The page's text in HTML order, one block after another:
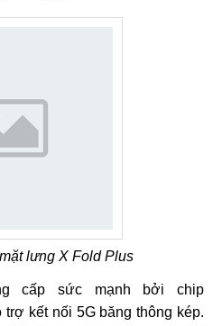
lưng X Fold Plus
cấp sức mạnh bởi chip
kết nối 5G băng thông kép.